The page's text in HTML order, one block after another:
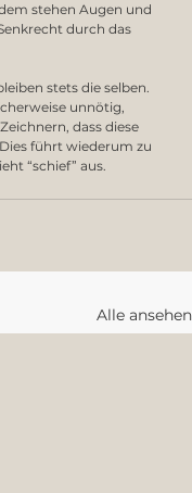
stehen Augen und
durch das
stets die selben.
unnötig,
dass diese
führt wiederum zu
“schief” aus.
Alle ansehen